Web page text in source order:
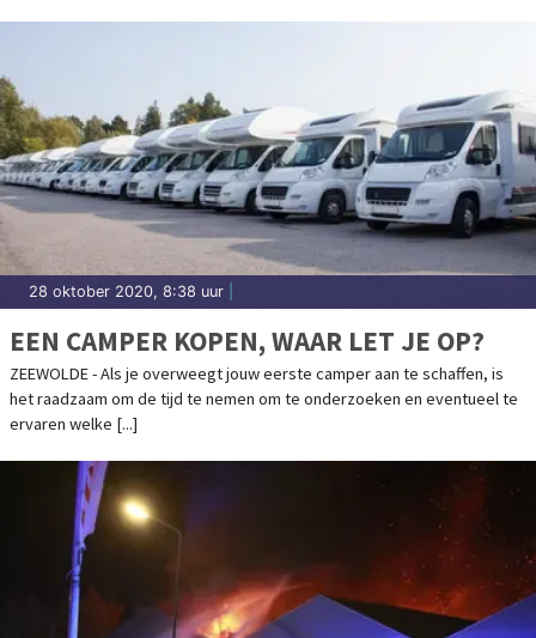
28 oktober 2020, 8:38 uur
EEN CAMPER KOPEN, WAAR LET JE OP?
ZEEWOLDE - Als je overweegt jouw eerste camper aan te schaffen, is
het raadzaam om de tijd te nemen om te onderzoeken en eventueel te
ervaren welke [...]